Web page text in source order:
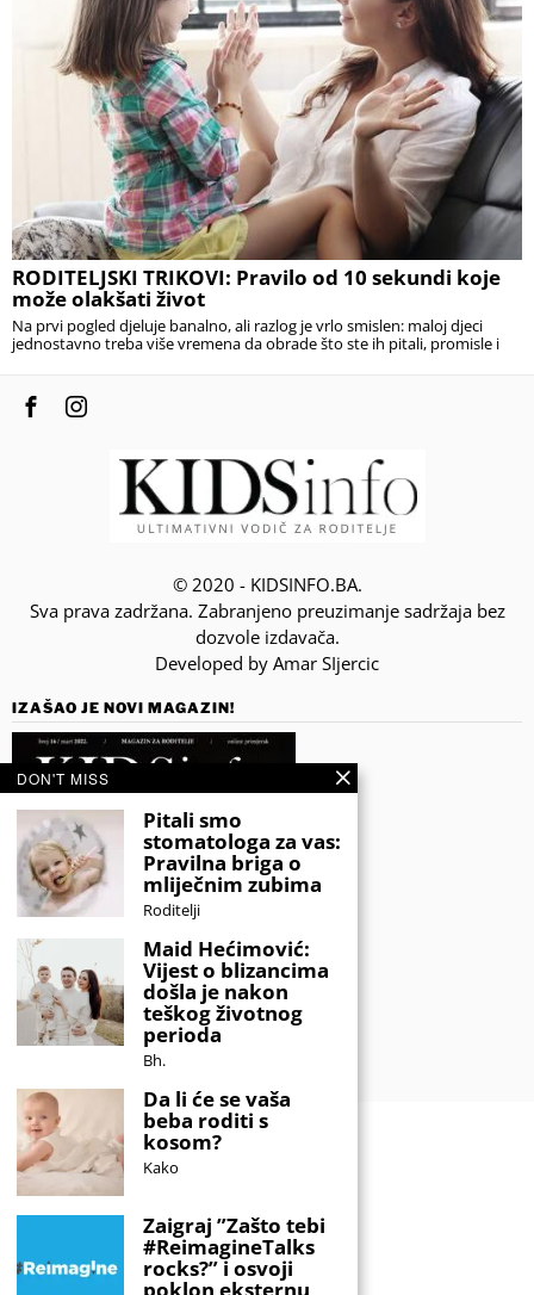
RODITELJSKI TRIKOVI: Pravilo od 10 sekundi koje
može olakšati život
Na prvi pogled djeluje banalno, ali razlog je vrlo smislen: maloj djeci
jednostavno treba više vremena da obrade što ste ih pitali, promisle i
© 2020 - KIDSINFO.BA.
Sva prava zadržana. Zabranjeno preuzimanje sadržaja bez
dozvole izdavača.
Developed by Amar SIjercic
IZAŠAO JE NOVI MAGAZIN!
DON'T MISS
Pitali smo
stomatologa za vas:
Pravilna briga o
mliječnim zubima
Roditelji
Maid Hećimović:
Vijest o blizancima
došla je nakon
teškog životnog
perioda
Bh.
Da li će se vaša
beba roditi s
kosom?
Kako
Zaigraj ”Zašto tebi
#ReimagineTalks
rocks?” i osvoji